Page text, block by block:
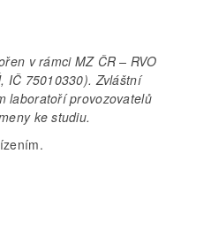
v rámci MZ ČR – RVO
IČ 75010330). Zvláštní
laboratoří provozovatelů
ke studiu.